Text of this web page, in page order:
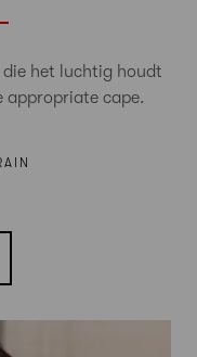
het luchtig houdt
appropriate cape.